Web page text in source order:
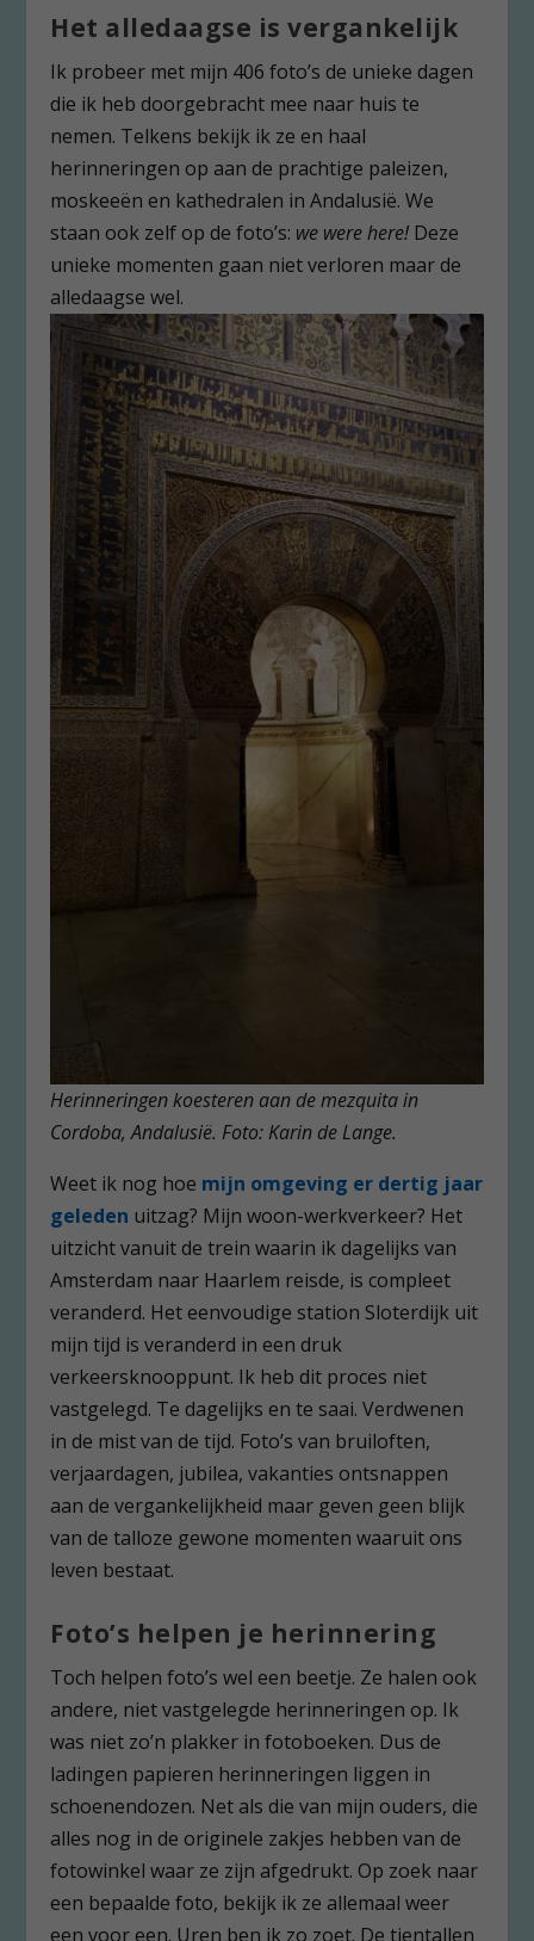
Het alledaagse is vergankelijk
Ik probeer met mijn 406 foto’s de unieke dagen
die ik heb doorgebracht mee naar huis te
nemen. Telkens bekijk ik ze en haal
herinneringen op aan de prachtige paleizen,
moskeeën en kathedralen in Andalusië. We
staan ook zelf op de foto’s: we were here! Deze
unieke momenten gaan niet verloren maar de
alledaagse wel.
Herinneringen koesteren aan de mezquita in
Cordoba, Andalusië. Foto: Karin de Lange.
Weet ik nog hoe mijn omgeving er dertig jaar
geleden uitzag? Mijn woon-werkverkeer? Het
uitzicht vanuit de trein waarin ik dagelijks van
Amsterdam naar Haarlem reisde, is compleet
veranderd. Het eenvoudige station Sloterdijk uit
mijn tijd is veranderd in een druk
verkeersknooppunt. Ik heb dit proces niet
vastgelegd. Te dagelijks en te saai. Verdwenen
in de mist van de tijd. Foto’s van bruiloften,
verjaardagen, jubilea, vakanties ontsnappen
aan de vergankelijkheid maar geven geen blijk
van de talloze gewone momenten waaruit ons
leven bestaat.
Foto’s helpen je herinnering
Toch helpen foto’s wel een beetje. Ze halen ook
andere, niet vastgelegde herinneringen op. Ik
was niet zo’n plakker in fotoboeken. Dus de
ladingen papieren herinneringen liggen in
schoenendozen. Net als die van mijn ouders, die
alles nog in de originele zakjes hebben van de
fotowinkel waar ze zijn afgedrukt. Op zoek naar
een bepaalde foto, bekijk ik ze allemaal weer
een voor een. Uren ben ik zo zoet. De tientallen